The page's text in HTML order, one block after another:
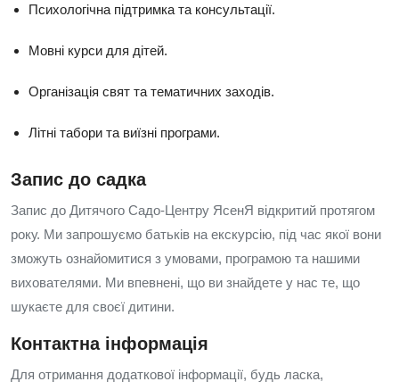
Психологічна підтримка та консультації.
Мовні курси для дітей.
Організація свят та тематичних заходів.
Літні табори та виїзні програми.
Запис до садка
Запис до Дитячого Садо-Центру ЯсенЯ відкритий протягом
року. Ми запрошуємо батьків на екскурсію, під час якої вони
зможуть ознайомитися з умовами, програмою та нашими
вихователями. Ми впевнені, що ви знайдете у нас те, що
шукаєте для своєї дитини.
Контактна інформація
Для отримання додаткової інформації, будь ласка,